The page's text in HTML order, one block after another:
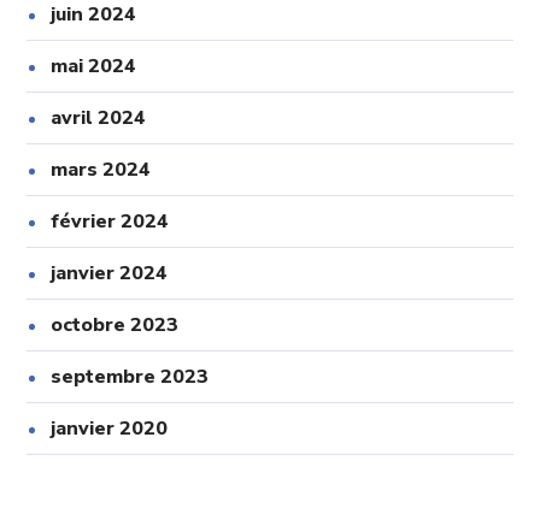
juin 2024
mai 2024
avril 2024
mars 2024
février 2024
janvier 2024
octobre 2023
septembre 2023
janvier 2020